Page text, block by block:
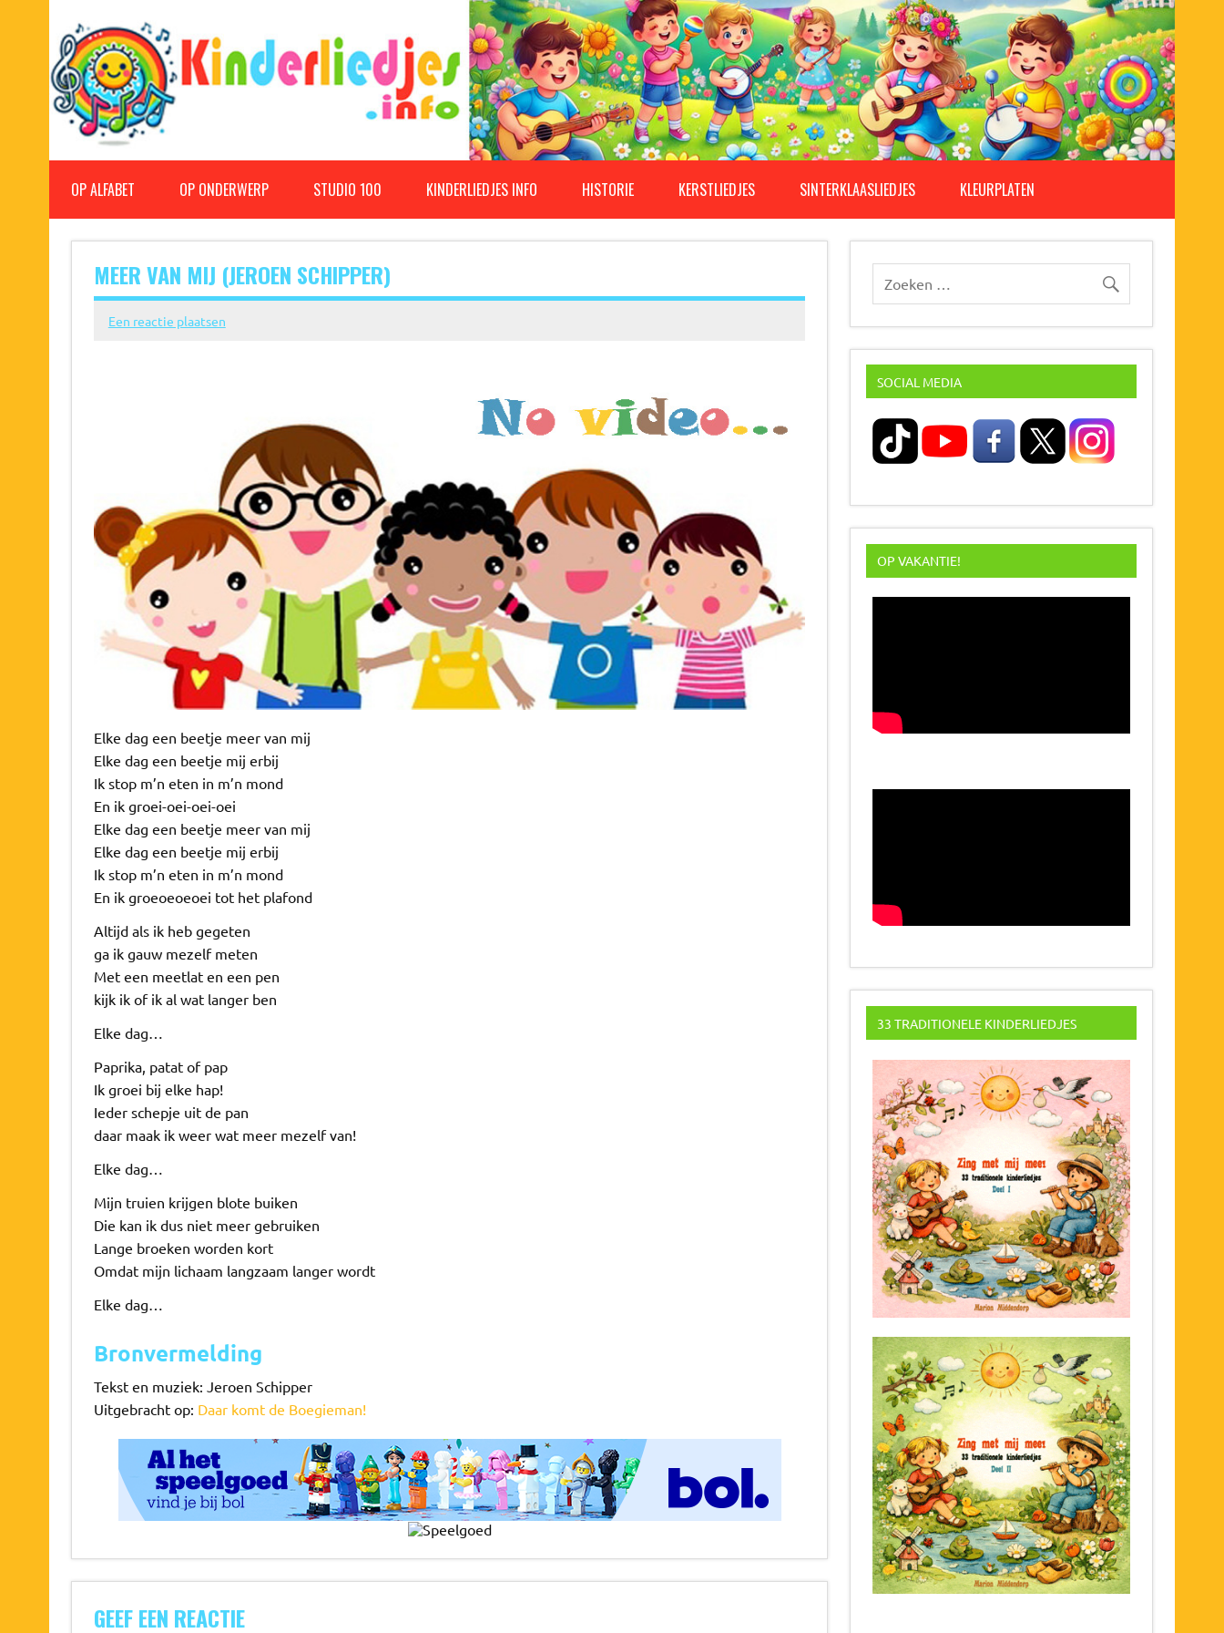
Kinderliedjes
OP ALFABET OP ONDERWERP STUDIO 100 KINDERLIEDJES INFO HISTORIE KERSTLIEDJES SINTERKLAASLIEDJES KLEURPLATEN
MEER VAN MIJ (JEROEN SCHIPPER)
Een reactie plaatsen
Elke dag een beetje meer van mij
Elke dag een beetje mij erbij
Ik stop m’n eten in m’n mond
En ik groei-oei-oei-oei
Elke dag een beetje meer van mij
Elke dag een beetje mij erbij
Ik stop m’n eten in m’n mond
En ik groeoeoeoei tot het plafond
Altijd als ik heb gegeten
ga ik gauw mezelf meten
Met een meetlat en een pen
kijk ik of ik al wat langer ben
Elke dag…
Paprika, patat of pap
Ik groei bij elke hap!
Ieder schepje uit de pan
daar maak ik weer wat meer mezelf van!
Elke dag…
Mijn truien krijgen blote buiken
Die kan ik dus niet meer gebruiken
Lange broeken worden kort
Omdat mijn lichaam langzaam langer wordt
Elke dag…
Bronvermelding
Tekst en muziek: Jeroen Schipper
Uitgebracht op: Daar komt de Boegieman!
GEEF EEN REACTIE
SOCIAL MEDIA
OP VAKANTIE!
33 TRADITIONELE KINDERLIEDJES